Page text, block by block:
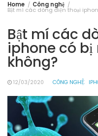
Home Công nghệ
Bật mí các dòng điện thoại
Bật mí các
iphone có bị
không?
12/03/2020 CÔNG NGHỆ